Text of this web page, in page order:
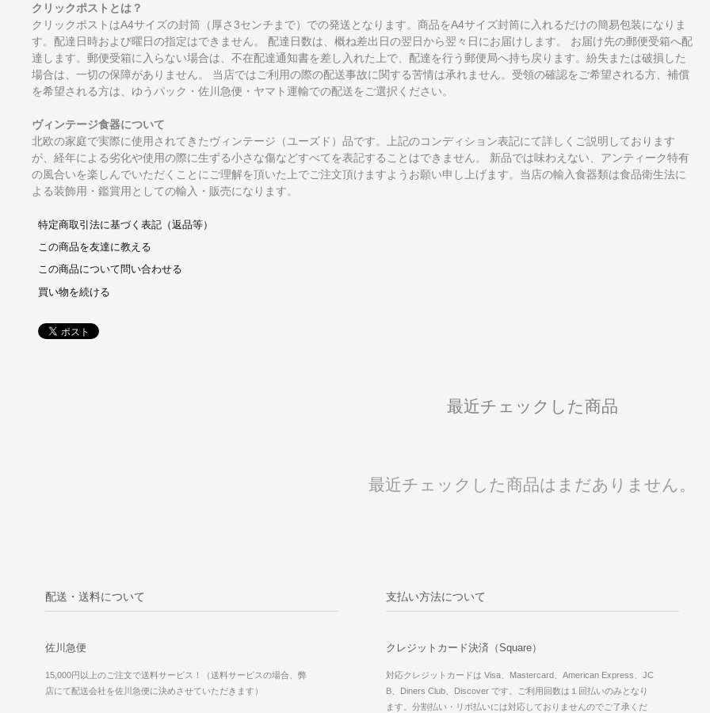
クリックポストとは？
クリックポストはA4サイズの封筒（厚さ3センチまで）での発送となります。商品をA4サイズ封筒に入れるだけの簡易包装になりま
す。配達日時および曜日の指定はできません。 配達日数は、概ね差出日の翌日から翌々日にお届けします。 お届け先の郵便受箱へ配
達します。郵便受箱に入らない場合は、不在配達通知書を差し入れた上で、配達を行う郵便局へ持ち戻ります。紛失または破損した
場合は、一切の保障がありません。 当店ではご利用の際の配送事故に関する苦情は承れません。受領の確認をご希望される方、補償
を希望される方は、ゆうパック・佐川急便・ヤマト運輸での配送をご選択ください。
ヴィンテージ食器について
北欧の家庭で実際に使用されてきたヴィンテージ（ユーズド）品です。上記のコンディション表記にて詳しくご説明しております
が、経年による劣化や使用の際に生ずる小さな傷などすべてを表記することはできません。 新品では味わえない、アンティーク特有
の風合いを楽しんでいただくことにご理解を頂いた上でご注文頂けますようお願い申し上げます。当店の輸入食器類は食品衛生法に
よる装飾用・鑑賞用としての輸入・販売になります。
特定商取引法に基づく表記（返品等）
この商品を友達に教える
この商品について問い合わせる
買い物を続ける
最近チェックした商品
最近チェックした商品はまだありません。
配送・送料について
佐川急便
15,000円以上のご注文で送料サービス！（送料サービスの場合、弊
店にて配送会社を佐川急便に決めさせていただきます）
支払い方法について
クレジットカード決済（Square）
対応クレジットカードは Visa、Mastercard、American Express、JC
B、Diners Club、Discover です。ご利用回数は１回払いのみとなり
ます。分割払い・リボ払いには対応しておりませんのでご了承くだ